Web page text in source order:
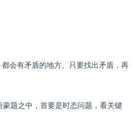
会有矛盾的地方。只要找出矛盾，再
题之中，首要是时态问题，看关键